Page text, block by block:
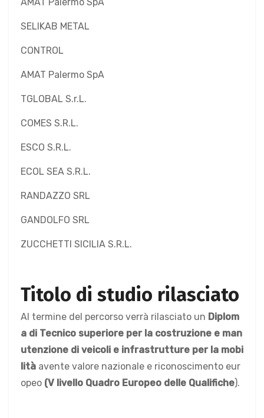
SELIKAB METAL
CONTROL
AMAT Palermo SpA
TGLOBAL S.r.L.
COMES S.R.L.
ESCO S.R.L.
ECOL SEA S.R.L.
RANDAZZO SRL
GANDOLFO SRL
ZUCCHETTI SICILIA S.R.L.
Titolo di studio rilasciato
Al termine del percorso verrà rilasciato un Diplom
a di Tecnico superiore per la costruzione e man
utenzione di veicoli e infrastrutture per la mobi
lità avente valore nazionale e riconoscimento eur
opeo (V livello Quadro Europeo delle Qualifiche).